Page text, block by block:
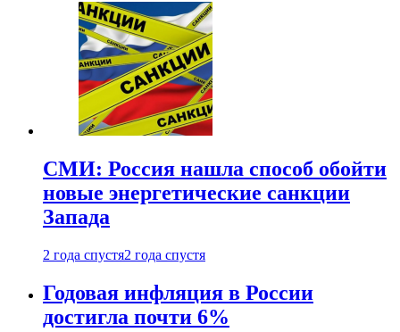
СМИ: Россия нашла способ обойти
новые энергетические санкции
Запада
2 года спустя2 года спустя
Годовая инфляция в России
достигла почти 6%